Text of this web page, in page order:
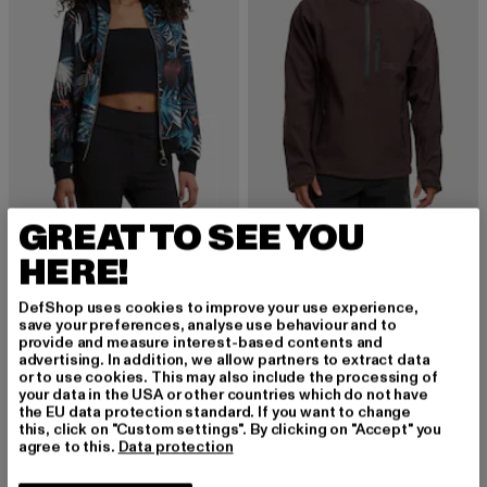
CLOUD5IVE
Tropical Print
från 277,60 kr
Nuvarande pris: Från 277,60 kr
347 kr
HALO
-38% -37%
GREAT TO SEE YOU
HERE!
DefShop uses cookies to improve your use experience,
save your preferences, analyse use behaviour and to
provide and measure interest-based contents and
advertising. In addition, we allow partners to extract data
or to use cookies. This may also include the processing of
your data in the USA or other countries which do not have
the EU data protection standard. If you want to change
this, click on "Custom settings". By clicking on "Accept" you
agree to this. Data protection